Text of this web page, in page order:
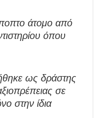
άτομο από
όπου
ως δράστης
σε
στην ίδια